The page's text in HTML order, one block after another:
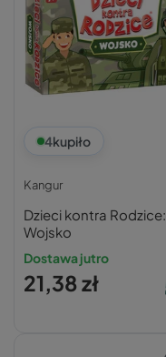
4kupiło
Kangur
Dzieci kontra Rodzice:
Wojsko
Dostawa jutro
21,38 zł